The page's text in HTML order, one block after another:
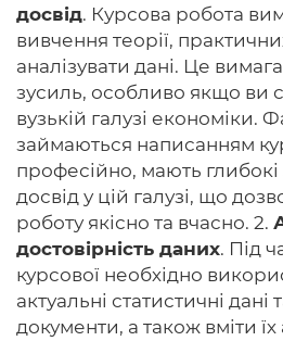
досвід. Курсова робота
вивчення теорії,
аналізувати дані. Це
зусиль, особливо якщо ви
вузькій галузі економіки.
займаються написанням
професійно, мають
досвід у цій галузі, що
роботу якісно та вчасно. 2.
достовірність даних. Під
курсової необхідно
актуальні статистичні дані
документи, а також вміти їх